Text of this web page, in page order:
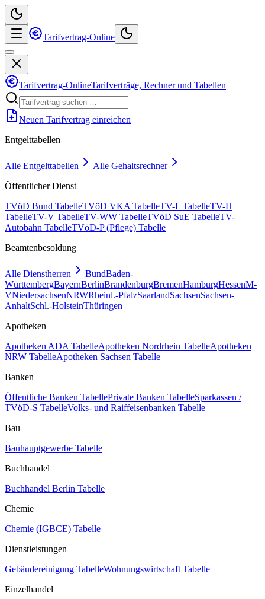
Tarifvertrag-Online
Tarifvertrag-OnlineTarifverträge, Rechner und Tabellen
Neuen Tarifvertrag einreichen
Entgelttabellen
Alle Entgelttabellen
Alle Gehaltsrechner
Öffentlicher Dienst
TVöD Bund TabelleTVöD VKA TabelleTV-L TabelleTV-H
TabelleTV-V TabelleTV-WW TabelleTVöD SuE TabelleTV-
Autobahn TabelleTVöD-P (Pflege) Tabelle
Beamtenbesoldung
Alle Dienstherren BundBaden-
WürttembergBayernBerlinBrandenburgBremenHamburgHessenM-
VNiedersachsenNRWRheinl.-PfalzSaarlandSachsenSachsen-
AnhaltSchl.-HolsteinThüringen
Apotheken
Apotheken ADA TabelleApotheken Nordrhein TabelleApotheken
NRW TabelleApotheken Sachsen Tabelle
Banken
Öffentliche Banken TabellePrivate Banken TabelleSparkassen /
TVöD-S TabelleVolks- und Raiffeisenbanken Tabelle
Bau
Bauhauptgewerbe Tabelle
Buchhandel
Buchhandel Berlin Tabelle
Chemie
Chemie (IGBCE) Tabelle
Dienstleistungen
Gebäudereinigung TabelleWohnungswirtschaft Tabelle
Einzelhandel